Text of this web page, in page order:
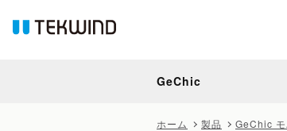
GeChic
ホーム 製品 GeChic モ
GeChic